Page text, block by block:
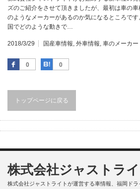
ズのご紹介をさせて頂きましたが、最初は車の
のようなメーカーがあるのか気になるところで
国でどのような動きで…
2018/3/29 国産車情報, 外車情報, 車のメーカー
0
Facebook 0
はてなブックマーク
トップページに戻る
株式会社ジャストライ
株式会社ジャストライトが運営する車情報、福岡ド